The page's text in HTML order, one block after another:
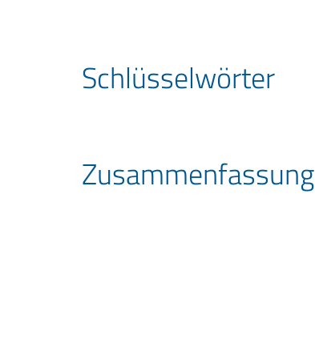
Schlüssel­wörter
Zusammen­fassung